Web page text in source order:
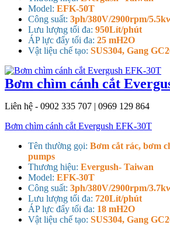
Model: EFK-50T
Công suất: 3ph/380V/2900rpm/
Lưu lượng tối đa: 950Lít/phút
ÁP lực đẩy tối đa: 25 mH2O
Vật liệu chế tạo: SUS304, Gang
Bơm chìm cánh cắt
Liên hệ - 0902 335 707 | 0969 129 864
Bơm chìm cánh cắt Evergush EFK-30T
Tên thường gọi: Bơm cắt rác, bơm
pumps
Thương hiệu: Evergush- Taiwan
Model: EFK-30T
Công suất: 3ph/380V/2900rpm/
Lưu lượng tối đa: 720Lít/phút
ÁP lực đẩy tối đa: 18 mH2O
Vật liệu chế tạo: SUS304, Gang